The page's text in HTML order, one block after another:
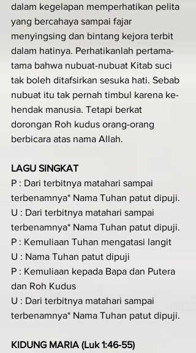
dalam kegelapan memperhatikan pelita
yang bercahaya sampai fajar
menyingsing dan bintang kejora terbit
dalam hatinya. Perhatikanlah pertama-
tama bahwa nubuat-nubuat Kitab suci
tak boleh ditafsirkan sesuka hati. Sebab
nubuat itu tak pernah timbul karena ke-
hendak manusia. Tetapi berkat
dorongan Roh kudus orang-orang
berbicara atas nama Allah.
LAGU SINGKAT
P : Dari terbitnya matahari sampai
terbenamnya* Nama Tuhan patut dipuji.
U : Dari terbitnya matahari sampai
terbenamnya* Nama Tuhan patut dipuji.
P : Kemuliaan Tuhan mengatasi langit
U : Nama Tuhan patut dipuji
P : Kemuliaan kepada Bapa dan Putera
dan Roh Kudus
U : Dari terbitnya matahari sampai
terbenamnya* Nama Tuhan patut dipuji.
KIDUNG MARIA (Luk 1:46-55)